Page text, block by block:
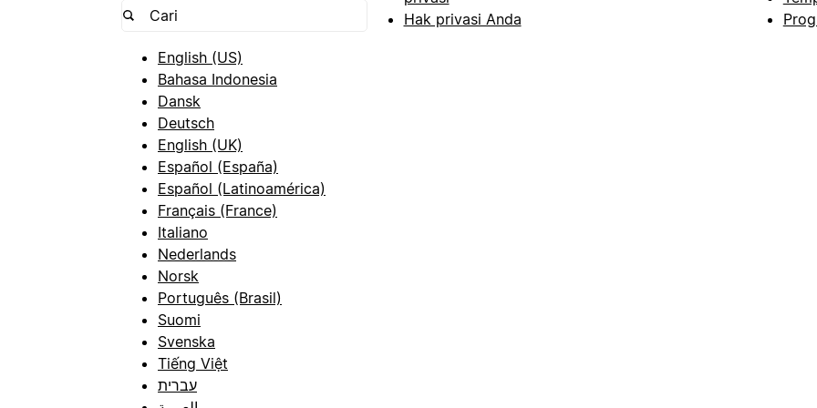
English (US)
Bahasa Indonesia
Dansk
Deutsch
English (UK)
Español (España)
Español (Latinoamérica)
Français (France)
Italiano
Nederlands
Norsk
Português (Brasil)
Suomi
Svenska
Tiếng Việt
עברית
Hak privasi Anda